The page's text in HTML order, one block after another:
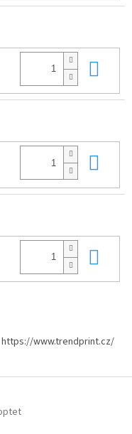
https://www.trendprint.cz/